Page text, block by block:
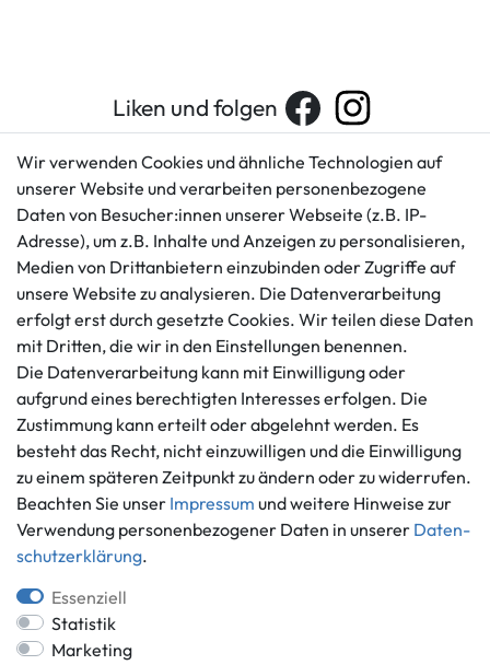
Liken und folgen
Kundenservice
+49 421 596586
Mo. - Fr. 9 - 16 Uhr
info@gameworld.de
Kontaktformular
Rechtliches
AGB
Impressum
Datenschutzerklärung
Barrierefreiheitserklärung
Widerrufs­recht
Vertrag widerrufen
Informationen
Ankauf
Über uns
Häufig gestellte Fragen
Zahlung und Versand
Batterieentsorgung
Zahlungsmöglichkeiten
Wir verwenden Cookies und ähnliche Technologien auf
unserer Website und verarbeiten personenbezogene
Daten von Besucher:innen unserer Webseite (z.B. IP-
Adresse), um z.B. Inhalte und Anzeigen zu personalisieren,
Medien von Drittanbietern einzubinden oder Zugriffe auf
unsere Website zu analysieren. Die Datenverarbeitung
erfolgt erst durch gesetzte Cookies. Wir teilen diese Daten
mit Dritten, die wir in den Einstellungen benennen.
Die Datenverarbeitung kann mit Einwilligung oder
aufgrund eines berechtigten Interesses erfolgen. Die
Zustimmung kann erteilt oder abgelehnt werden. Es
besteht das Recht, nicht einzuwilligen und die Einwilligung
zu einem späteren Zeitpunkt zu ändern oder zu widerrufen.
Beachten Sie unser Impressum und weitere Hinweise zur
Verwendung personenbezogener Daten in unserer Daten­
schutz­erklärung.
Essenziell
Statistik
Marketing